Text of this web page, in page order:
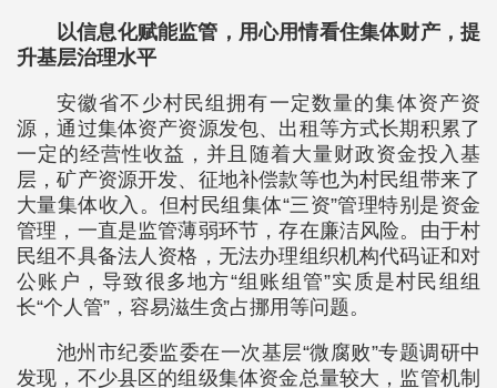
以信息化赋能监管，用心用情看住集体财产，提
升基层治理水平
安徽省不少村民组拥有一定数量的集体资产资
源，通过集体资产资源发包、出租等方式长期积累了
一定的经营性收益，并且随着大量财政资金投入基
层，矿产资源开发、征地补偿款等也为村民组带来了
大量集体收入。但村民组集体“三资”管理特别是资金
管理，一直是监管薄弱环节，存在廉洁风险。由于村
民组不具备法人资格，无法办理组织机构代码证和对
公账户，导致很多地方“组账组管”实质是村民组组
长“个人管”，容易滋生贪占挪用等问题。
池州市纪委监委在一次基层“微腐败”专题调研中
发现，不少县区的组级集体资金总量较大，监管机制